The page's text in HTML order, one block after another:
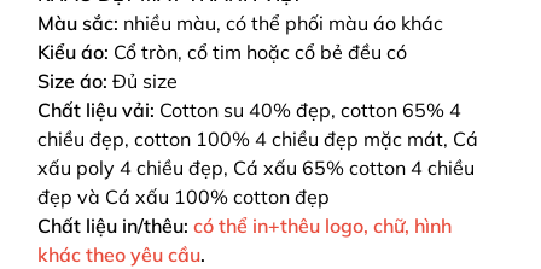
Màu sắc: nhiều màu, có thể phối màu áo khác
Kiểu áo: Cổ tròn, cổ tim hoặc cổ bẻ đều có
Size áo: Đủ size
Chất liệu vải: Cotton su 40% đẹp, cotton 65% 4
chiều đẹp, cotton 100% 4 chiều đẹp mặc mát, Cá
xấu poly 4 chiều đẹp, Cá xấu 65% cotton 4 chiều
đẹp và Cá xấu 100% cotton đẹp
Chất liệu in/thêu: có thể in+thêu logo, chữ, hình
khác theo yêu cầu.